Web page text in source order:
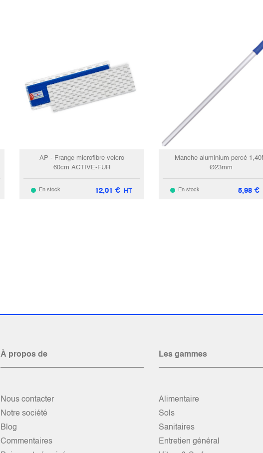
AP - Frange microfibre velcro
60cm ACTIVE-FUR
En stock 12,01 € HT
Manche aluminium percé
Ø23mm
En stock 5,98 €
À propos de
Nous contacter
Notre société
Blog
Commentaires
Les gammes
Alimentaire
Sols
Sanitaires
Entretien général